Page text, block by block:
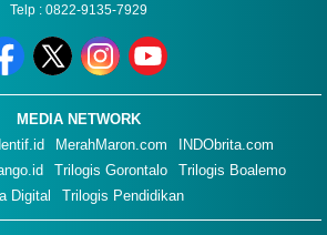
Telp : 0822-9135-7929
MEDIA NETWORK
MerahMaron.com
INDObrita.com
Trilogis Gorontalo
Trilogis Boalemo
Digital
Trilogis Pendidikan